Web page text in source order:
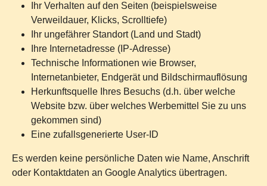
Ihr Verhalten auf den Seiten (beispielsweise
Verweildauer, Klicks, Scrolltiefe)
Ihr ungefährer Standort (Land und Stadt)
Ihre Internetadresse (IP-Adresse)
Technische Informationen wie Browser,
Internetanbieter, Endgerät und Bildschirmauflösung
Herkunftsquelle Ihres Besuchs (d.h. über welche
Website bzw. über welches Werbemittel Sie zu uns
gekommen sind)
Eine zufallsgenerierte User-ID
Es werden keine persönliche Daten wie Name, Anschrift
oder Kontaktdaten an Google Analytics übertragen.